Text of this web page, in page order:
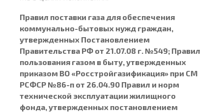
Правил поставки газа для обеспечения
коммунально-бытовых нужд граждан,
утвержденных Постановлением
Правительства РФ от 21.07.08 г. №549; Правил
пользования газом в быту, утвержденных
приказом ВО «Росстройгазификация» при СМ
РСФСР №86-п от 26.04.90 Правил и норм
технической эксплуатации жилищного
фонда, утвержденных постановлением